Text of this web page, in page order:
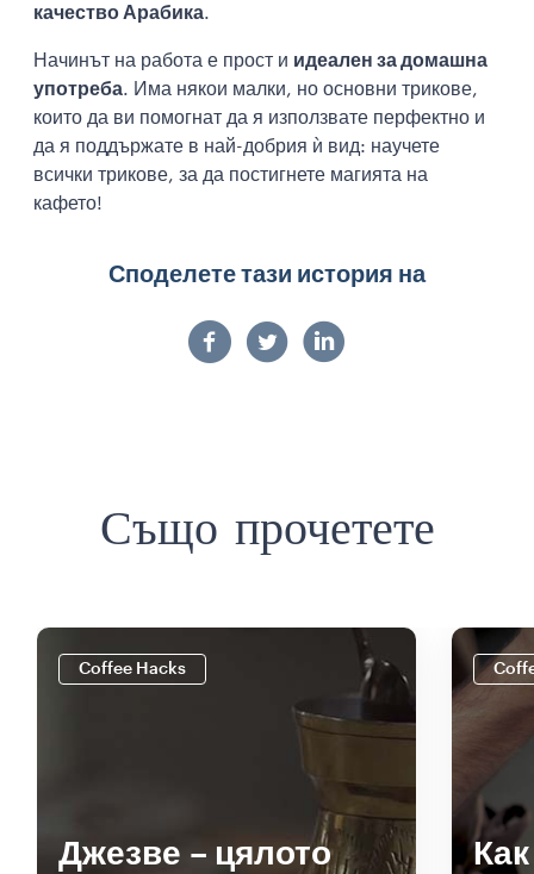
качество Арабика.
Начинът на работа е прост и идеален за домашна
употреба. Има някои малки, но основни трикове,
които да ви помогнат да я използвате перфектно и
да я поддържате в най-добрия ѝ вид: научете
всички трикове, за да постигнете магията на
кафето!
Споделете тази история на
Също прочетете
Coffee Hacks
Джезве – цялото